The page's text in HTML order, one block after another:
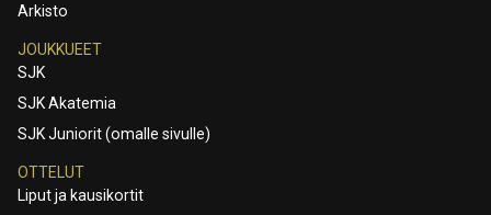
Arkisto
JOUKKUEET
SJK
SJK Akatemia
SJK Juniorit (omalle sivulle)
OTTELUT
Liput ja kausikortit